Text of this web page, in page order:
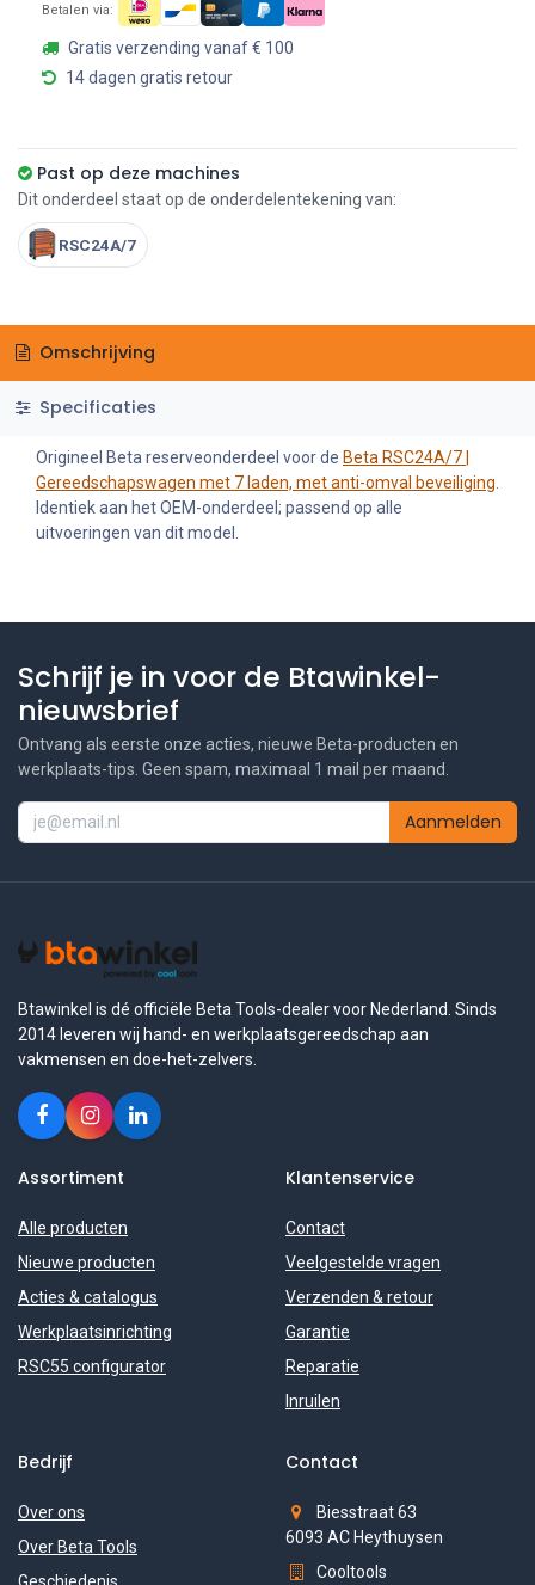
Betalen via:
Gratis verzending vanaf € 100
14 dagen gratis retour
Past op deze machines
Dit onderdeel staat op de onderdelentekening van:
RSC24A/7
Omschrijving
Specificaties
Origineel Beta reserveonderdeel voor de Beta RSC24A/7 |
Gereedschapswagen met 7 laden, met anti-omval beveiliging
Identiek aan het OEM-onderdeel; passend op alle
uitvoeringen van dit model.
Schrijf je in voor de Btawinkel-
nieuwsbrief
Ontvang als eerste onze acties, nieuwe Beta-producten en
werkplaats-tips. Geen spam, maximaal 1 mail per maand.
Aanmelden
Btawinkel is dé officiële Beta Tools-dealer voor Nederland. Sinds
2014 leveren wij hand- en werkplaatsgereedschap aan
vakmensen en doe-het-zelvers.
Assortiment
Alle producten
Nieuwe producten
Acties & catalogus
Werkplaatsinrichting
RSC55 configurator
Klantenservice
Contact
Veelgestelde vragen
Verzenden & retour
Garantie
Reparatie
Inruilen
Bedrijf
Over ons
Over Beta Tools
Contact
Biesstraat 63
6093 AC Heythuysen
Cooltools